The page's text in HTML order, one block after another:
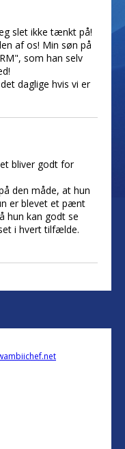
slet ikke tænkt på!
af os! Min søn på
som han selv
daglige hvis vi er
bliver godt for
den måde, at hun
er blevet et pænt
hun kan godt se
i hvert tilfælde.